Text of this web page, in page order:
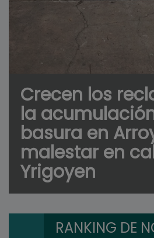
Crecen los
la
basura en
malestar en
Yrigoyen
RANKING DE